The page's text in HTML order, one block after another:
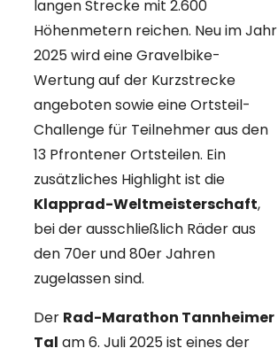
langen Strecke mit 2.600
Höhenmetern reichen. Neu im Jahr
2025 wird eine Gravelbike-
Wertung auf der Kurzstrecke
angeboten sowie eine Ortsteil-
Challenge für Teilnehmer aus den
13 Pfrontener Ortsteilen. Ein
zusätzliches Highlight ist die
Klapprad-Weltmeisterschaft,
bei der ausschließlich Räder aus
den 70er und 80er Jahren
zugelassen sind.
Der Rad-Marathon Tannheimer
Tal am 6. Juli 2025 ist eines der